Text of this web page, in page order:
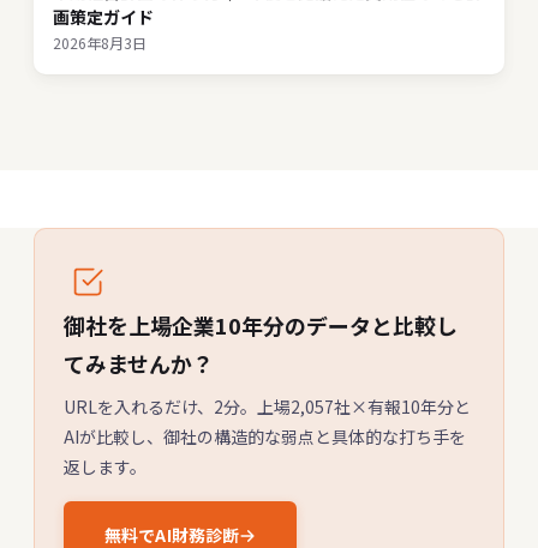
画策定ガイド
2026年8月3日
御社を上場企業10年分のデータと比較し
てみませんか？
URLを入れるだけ、2分。上場2,057社×有報10年分と
AIが比較し、御社の構造的な弱点と具体的な打ち手を
返します。
無料でAI財務診断